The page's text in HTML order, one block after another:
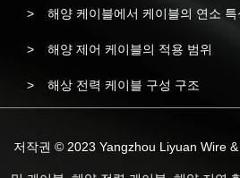
해양 케이블에서 케이블의 연소
해양 제어 케이블의 적용 범위
해상 전력 케이블 구성 구조
저작권 © 2023 Yangzhou Liyuan Wire